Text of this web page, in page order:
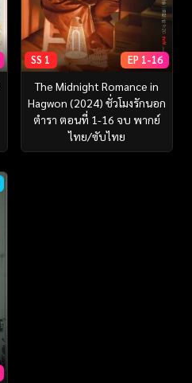
SS 1 EP 1-16
The Midnight Romance in
Hagwon (2024) ชั่วโมงรักนอก
ตำรา ตอนที่ 1-16 จบ พากย์
ไทย/ซับไทย